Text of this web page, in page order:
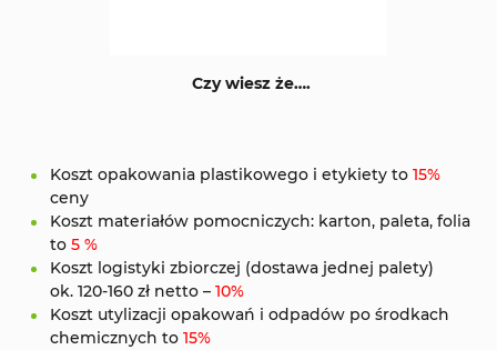
Czy wiesz że….
Koszt opakowania plastikowego i etykiety to 15%
ceny
Koszt materiałów pomocniczych: karton, paleta, folia
to 5 %
Koszt logistyki zbiorczej (dostawa jednej palety)
ok. 120-160 zł netto – 10%
Koszt utylizacji opakowań i odpadów po środkach
chemicznych to 15%